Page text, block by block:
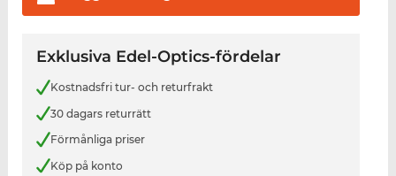
Exklusiva Edel-Optics-fördelar
Kostnadsfri tur- och returfrakt
30 dagars returrätt
Förmånliga priser
Köp på konto